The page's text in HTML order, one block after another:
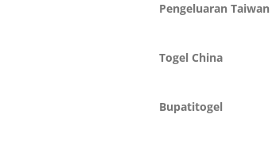
Pengeluaran Taiwan
Togel China
Bupatitogel